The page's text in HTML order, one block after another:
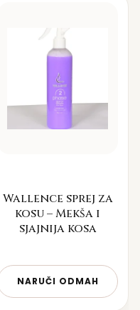
Wallence sprej za
kosu – Mekša i
sjajnija kosa
NARUČI ODMAH